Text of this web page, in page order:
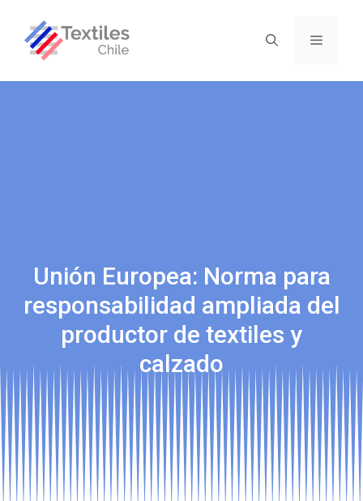
Unión Europea: Norma para
responsabilidad ampliada del
productor de textiles y
calzado